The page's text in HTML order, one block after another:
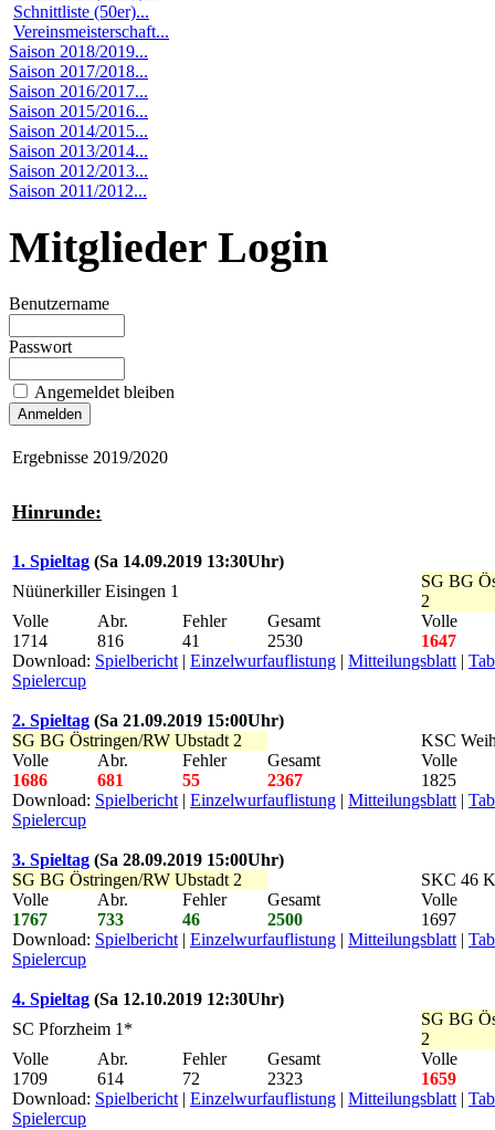
Schnittliste (50er)...
Vereinsmeisterschaft...
Saison 2018/2019...
Saison 2017/2018...
Saison 2016/2017...
Saison 2015/2016...
Saison 2014/2015...
Saison 2013/2014...
Saison 2012/2013...
Saison 2011/2012...
Mitglieder Login
Benutzername
Passwort
Angemeldet bleiben
Ergebnisse 2019/2020
Hinrunde:
1. Spieltag (Sa 14.09.2019 13:30Uhr)
Nüünerkiller Eisingen 1
SG BG
2
Volle
Abr. Fehler Gesamt
Volle
1714
816 41 2530
1647
Download: Spielbericht | Einzelwurfauflistung | Mitteilungsblatt |
Spielercup
2. Spieltag (Sa 21.09.2019 15:00Uhr)
SG BG Östringen/RW Ubstadt 2
KSC
Volle
Abr. Fehler Gesamt
Volle
1686
681 55 2367
1825
Download: Spielbericht | Einzelwurfauflistung | Mitteilungsblatt |
Spielercup
3. Spieltag (Sa 28.09.2019 15:00Uhr)
SG BG Östringen/RW Ubstadt 2
SKC 46
Volle
Abr. Fehler Gesamt
Volle
1767
733 46 2500
1697
Download: Spielbericht | Einzelwurfauflistung | Mitteilungsblatt |
Spielercup
4. Spieltag (Sa 12.10.2019 12:30Uhr)
SC Pforzheim 1*
SG BG
2
Volle
Abr. Fehler Gesamt
Volle
1709
614 72 2323
1659
Download: Spielbericht | Einzelwurfauflistung | Mitteilungsblatt |
Spielercup